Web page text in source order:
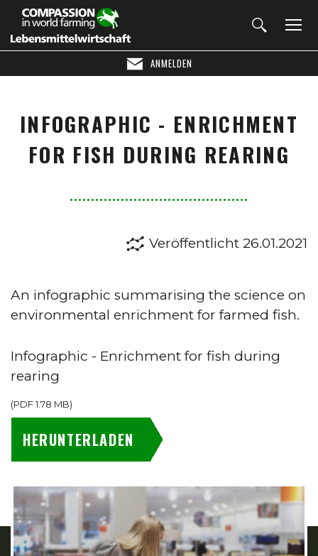
ANMELDEN
INFOGRAPHIC - ENRICHMENT
FOR FISH DURING REARING
Veröffentlicht 26.01.2021
An infographic summarising the science on
environmental enrichment for farmed fish.
Infographic - Enrichment for fish during
rearing
(PDF1.78 MB)
HERUNTERLADEN